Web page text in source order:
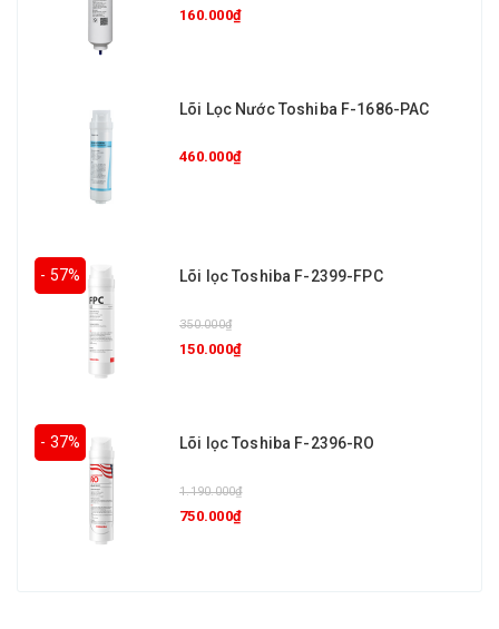
160.000₫
Lõi Lọc Nước Toshiba F-1686-PAC
460.000₫
- 57% Lõi lọc Toshiba F-2399-FPC
350.000₫
150.000₫
- 37% Lõi lọc Toshiba F-2396-RO
1.190.000₫
750.000₫